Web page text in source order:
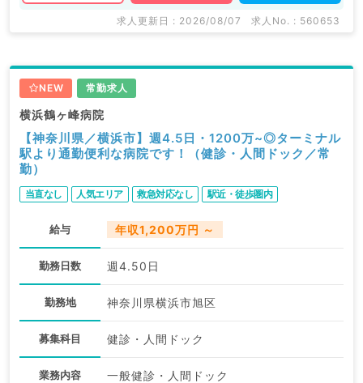
求人更新日 : 2026/08/07 求人No. : 560653
NEW 常勤求人
横浜鶴ヶ峰病院
【神奈川県／横浜市】週4.5日・1200万~◎ターミナル
駅より通勤便利な病院です！（健診・人間ドック／常
勤）
当直なし 人気エリア 救急対応なし 駅近・徒歩圏内
給与 年収1,200万円 ～
勤務日数 週4.50日
勤務地 神奈川県横浜市旭区
募集科目 健診・人間ドック
業務内容 一般健診・人間ドック